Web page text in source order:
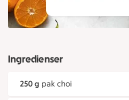
Ingredienser
250 g pak choi